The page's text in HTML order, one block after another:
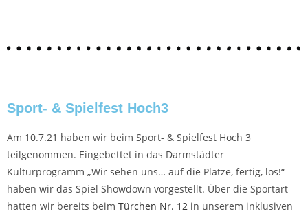
Sport- & Spielfest Hoch3
Am 10.7.21 haben wir beim Sport- & Spielfest Hoch 3
teilgenommen. Eingebettet in das Darmstädter
Kulturprogramm „Wir sehen uns… auf die Plätze, fertig, los!“
haben wir das Spiel Showdown vorgestellt. Über die Sportart
hatten wir bereits beim Türchen Nr. 12 in unserem inklusiven